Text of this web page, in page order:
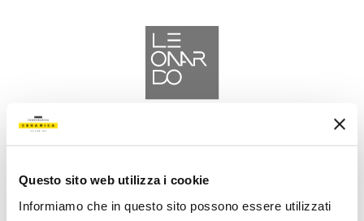
Questo sito web utilizza i cookie
Informiamo che in questo sito possono essere utilizzati